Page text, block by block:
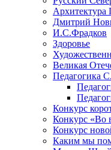
Архитектура
Дмитрий
И.С.Фрадков
Здоровье
Великая
Педагогика
Конкурс
Конкурс «Во
Конкурс
Каким мы